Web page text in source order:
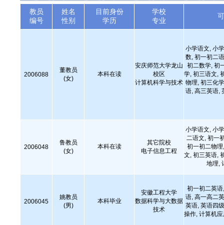
教员
编号
姓名
性别
目前身份
学历
学校
专业
2006088
董教员
(女)
本科在读
安庆师范大学龙山
校区
计算机科学与技术
小学语文, 小
数, 初一初二
初二数学, 初
学, 初三语文,
物理, 初三化
语, 高三英语,
2006048
鲁教员
(女)
本科在读
其它院校
电子信息工程
小学语文, 小
二语文, 初一
初一初二物
文, 初三英语,
地理,
2006045
姚教员
(男)
本科毕业
安徽工程大学
数据科学与大数据
技术
初一初二英
语, 高一高二
英语, 英语四
操作, 计算机